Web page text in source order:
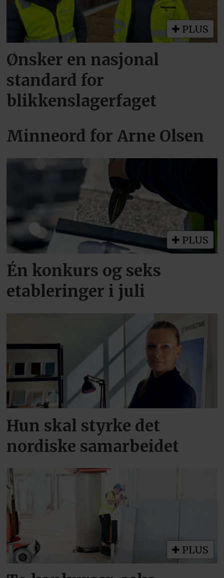
PLUS
Ønsker en nasjonal
standard for
blikkenslagerfaget
Minneord for Arne Olsen
PLUS
Én konkurs og seks
etableringer i juli
Hun skal styrke det
nordiske samarbeidet
PLUS